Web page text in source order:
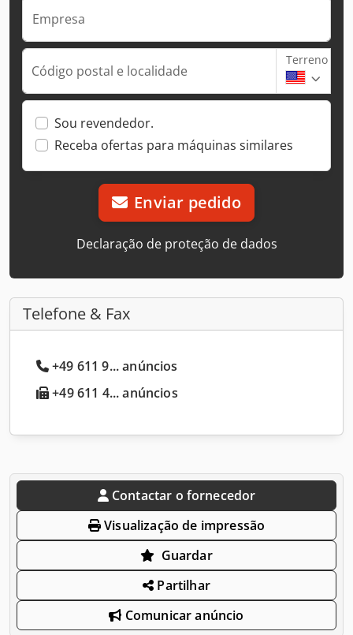
Empresa
Código postal e localidade
Terreno
Sou revendedor.
Receba ofertas para máquinas similares
Enviar pedido
Declaração de proteção de dados
Telefone & Fax
+49 611 9... anúncios
+49 611 4... anúncios
Contactar o fornecedor
Visualização de impressão
Guardar
Partilhar
Comunicar anúncio